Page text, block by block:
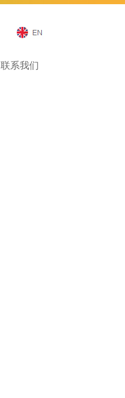
联系我们